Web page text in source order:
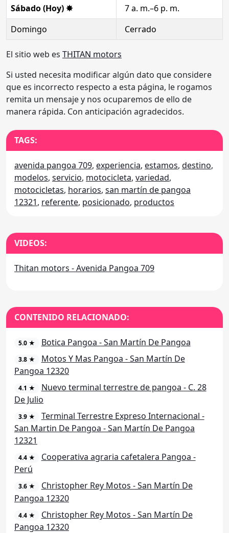
Sábado (Hoy) ✸
7 a. m.–6 p. m.
Domingo
Cerrado
El sitio web es THITAN motors
Si usted necesita modificar algún dato que considere
que es incorrecto respecto a esta página, le rogamos
remita un mensaje y nos ocuparemos de ello de
manera rápida. Con anticipación agradecidos.
TAGS:
avenida pangoa 709, experiencia, estamos, destino,
modelos, servicio, motocicleta, variedad,
motocicletas, horarios, san martín de pangoa
12321, referente, posicionado, productos
VIDEOS:
Thitan motors - Avenida Pangoa 709
CONTENIDO RELACIONADO:
5.0 ★ Botica Pangoa - San Martín De Pangoa
3.8 ★
Motos Y Mas Pangoa - San Martín De
Pangoa 12320
4.1 ★
Nuevo terminal terrestre de pangoa - C. 28
De Julio
3.9 ★
Terminal Terrestre Expreso Internacional -
San Martin De Pangoa - San Martín De Pangoa
12321
4.4 ★
Cooperativa agraria cafetalera Pangoa -
Perú
3.6 ★
Christopher Rey Motos - San Martín De
Pangoa 12320
4.4 ★
Christopher Rey Motos - San Martín De
Pangoa 12320